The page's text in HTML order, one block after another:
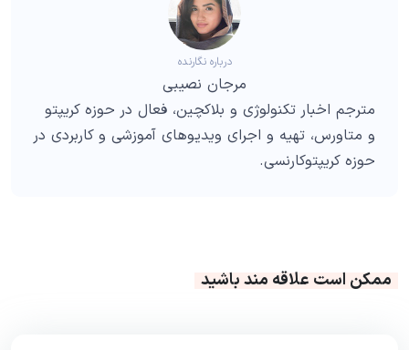
درباره نگارنده
مرجان نصیبی
مترجم اخبار تکنولوژی و بلاکچین، فعال در حوزه کریپتو
و متاورس، تهیه و اجرای ویدیوهای آموزشی و کاربردی در
حوزه کریپتوکارنسی.
ممکن است علاقه مند باشید